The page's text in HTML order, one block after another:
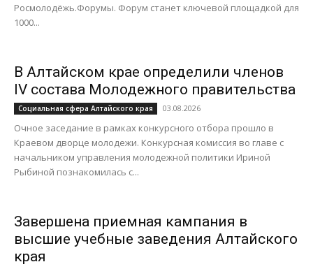
Росмолодёжь.Форумы. Форум станет ключевой площадкой для
1000...
В Алтайском крае определили членов
IV состава Молодежного правительства
Социальная сфера Алтайского края 03.08.2026
Очное заседание в рамках конкурсного отбора прошло в
Краевом дворце молодежи. Конкурсная комиссия во главе с
начальником управления молодежной политики Ириной
Рыбиной познакомилась с...
Завершена приемная кампания в
высшие учебные заведения Алтайского
края